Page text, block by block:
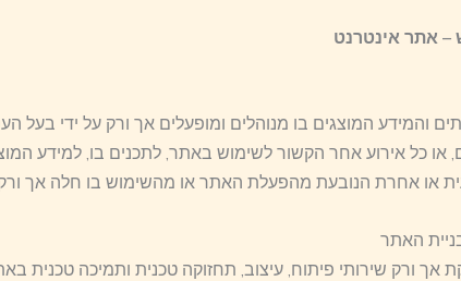
– אתר אינטרנט
והמידע המוצגים בו מנוהלים ומופעלים אך ורק על ידי
או כל אירוע אחר הקשור לשימוש באתר, לתכנים בו, למידע
או אחרת הנובעת מהפעלת האתר או מהשימוש בו חלה אך
האתר
ורק שירותי פיתוח, עיצוב, תחזוקה טכנית ותמיכה טכנית